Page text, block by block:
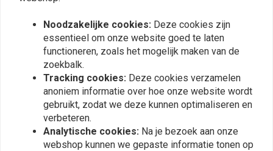
Kordian
Perfect fit for my fender , highly
recommended seller , fast delivery , thanx
Kordian
Plaats ook een review
Noodzakelijke cookies: Deze cookies zijn
essentieel om onze website goed te laten
functioneren, zoals het mogelijk maken van de
zoekbalk.
Tracking cookies: Deze cookies verzamelen
anoniem informatie over hoe onze website wordt
gebruikt, zodat we deze kunnen optimaliseren en
verbeteren.
Analytische cookies: Na je bezoek aan onze
webshop kunnen we gepaste informatie tonen op